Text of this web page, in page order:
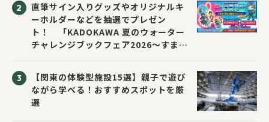
直筆サイン入りグッズやオリジナルキ
ーホルダーなどを抽選でプレゼン
ト！ 「KADOKAWA 夏のウォーター
チャレンジブックフェア2026～すまな
【関東の体験型施設15選】親子で遊び
ながら学べる！おすすめスポットを厳
選